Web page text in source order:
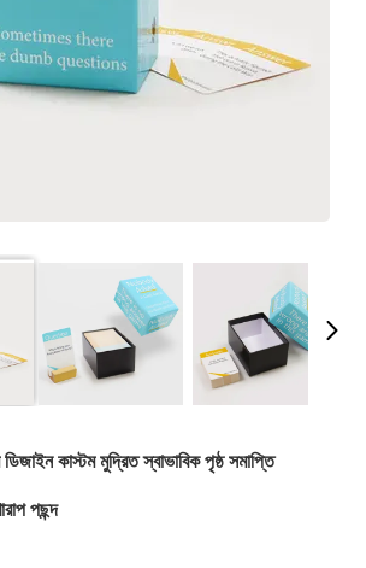
কাস্টম মুদ্রিত স্বাভাবিক পৃষ্ঠ সমাপ্তি
পছন্দ